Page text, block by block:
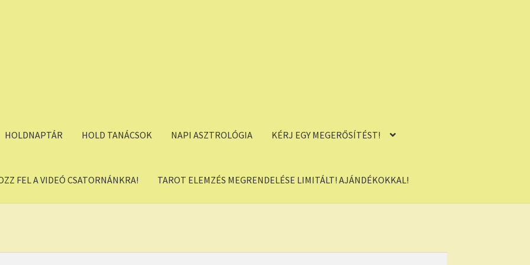
HOLDNAPTÁR HOLD TANÁCSOK NAPI ASZTROLÓGIA KÉRJ EGY MEGERŐSÍTÉST!
FEL A VIDEÓ CSATORNÁNKRA! TAROT ELEMZÉS MEGRENDELÉSE LIMITÁLT! AJÁNDÉKOKKAL!